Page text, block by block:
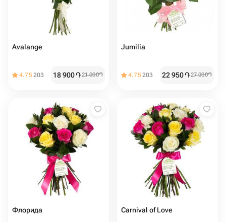
Avalange
4.75203 18 900֏21 000֏
Jumilia
4.75203 22 950֏27 000֏
Флорида Carnival of Love